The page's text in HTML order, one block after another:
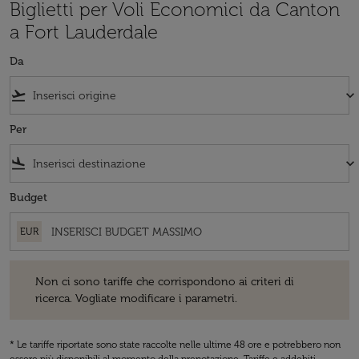
Biglietti per Voli Economici da Canton
a Fort Lauderdale
Da
flight_takeoff keyboard_arrow_down
Per
flight_land keyboard_arrow_down
Budget
EUR
Non ci sono tariffe che corrispondono ai criteri di
ricerca. Vogliate modificare i parametri.
* Le tariffe riportate sono state raccolte nelle ultime 48 ore e potrebbero non